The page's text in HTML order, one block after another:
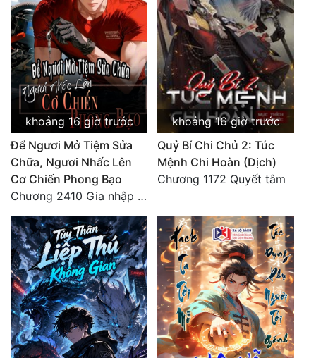
Tính Cách Nhân Vật :
Cơ Trí
Sát Phạt Quyết Đoán
Vô Sỉ
Điềm Đạmkhoảng 16 giờ trước
Để Ngươi Mở Tiệm Sửa
Chữa, Ngươi Nhấc Lên
Cơ Chiến Phong Bạo
Chương 2410 Gia nhập là chuyện không thể nào!!
khoảng 16 giờ trước
Quỷ Bí Chi Chủ 2: Túc
Mệnh Chi Hoàn (Dịch)
Chương 1172 Quyết tâm